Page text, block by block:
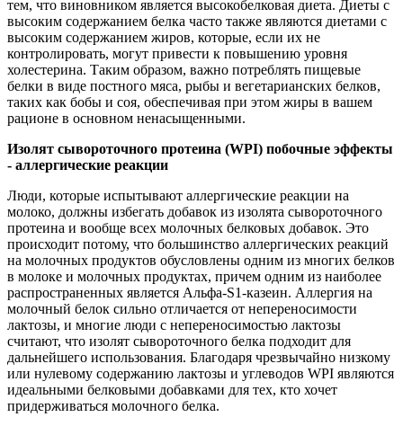
тем, что виновником является высокобелковая диета. Диеты с
высоким содержанием белка часто также являются диетами с
высоким содержанием жиров, которые, если их не
контролировать, могут привести к повышению уровня
холестерина. Таким образом, важно потреблять пищевые
белки в виде постного мяса, рыбы и вегетарианских белков,
таких как бобы и соя, обеспечивая при этом жиры в вашем
рационе в основном ненасыщенными.
Изолят сывороточного протеина (WPI) побочные эффекты
- аллергические реакции
Люди, которые испытывают аллергические реакции на
молоко, должны избегать добавок из изолята сывороточного
протеина и вообще всех молочных белковых добавок. Это
происходит потому, что большинство аллергических реакций
на молочных продуктов обусловлены одним из многих белков
в молоке и молочных продуктах, причем одним из наиболее
распространенных является Альфа-S1-казеин. Аллергия на
молочный белок сильно отличается от непереносимости
лактозы, и многие люди с непереносимостью лактозы
считают, что изолят сывороточного белка подходит для
дальнейшего использования. Благодаря чрезвычайно низкому
или нулевому содержанию лактозы и углеводов WPI являются
идеальными белковыми добавками для тех, кто хочет
придерживаться молочного белка.